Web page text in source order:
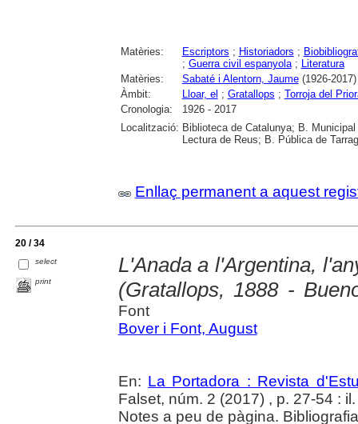
Matèries: Escriptors ; Historiadors ;
; Guerra civil espanyola; Literatura
Matèries:
Sabaté i Alentorn, Jaume(1926-2017)
Àmbit:
Lloar, el ; Gratallops ; Torroja del
Cronologia:
1926 - 2017
Localització: Biblioteca de Catalunya; B.
Lectura de Reus; B. Pública de
Enllaç permanent a aquest
20 / 34
select
print
L'Anada a l'Argentina,
(Gratallops, 1888 -
Font
Bover i Font, August
En: La Portadora : Revista
Falset, núm. 2 (2017) , p. 27-54 : il.
Notes a peu de pàgina.